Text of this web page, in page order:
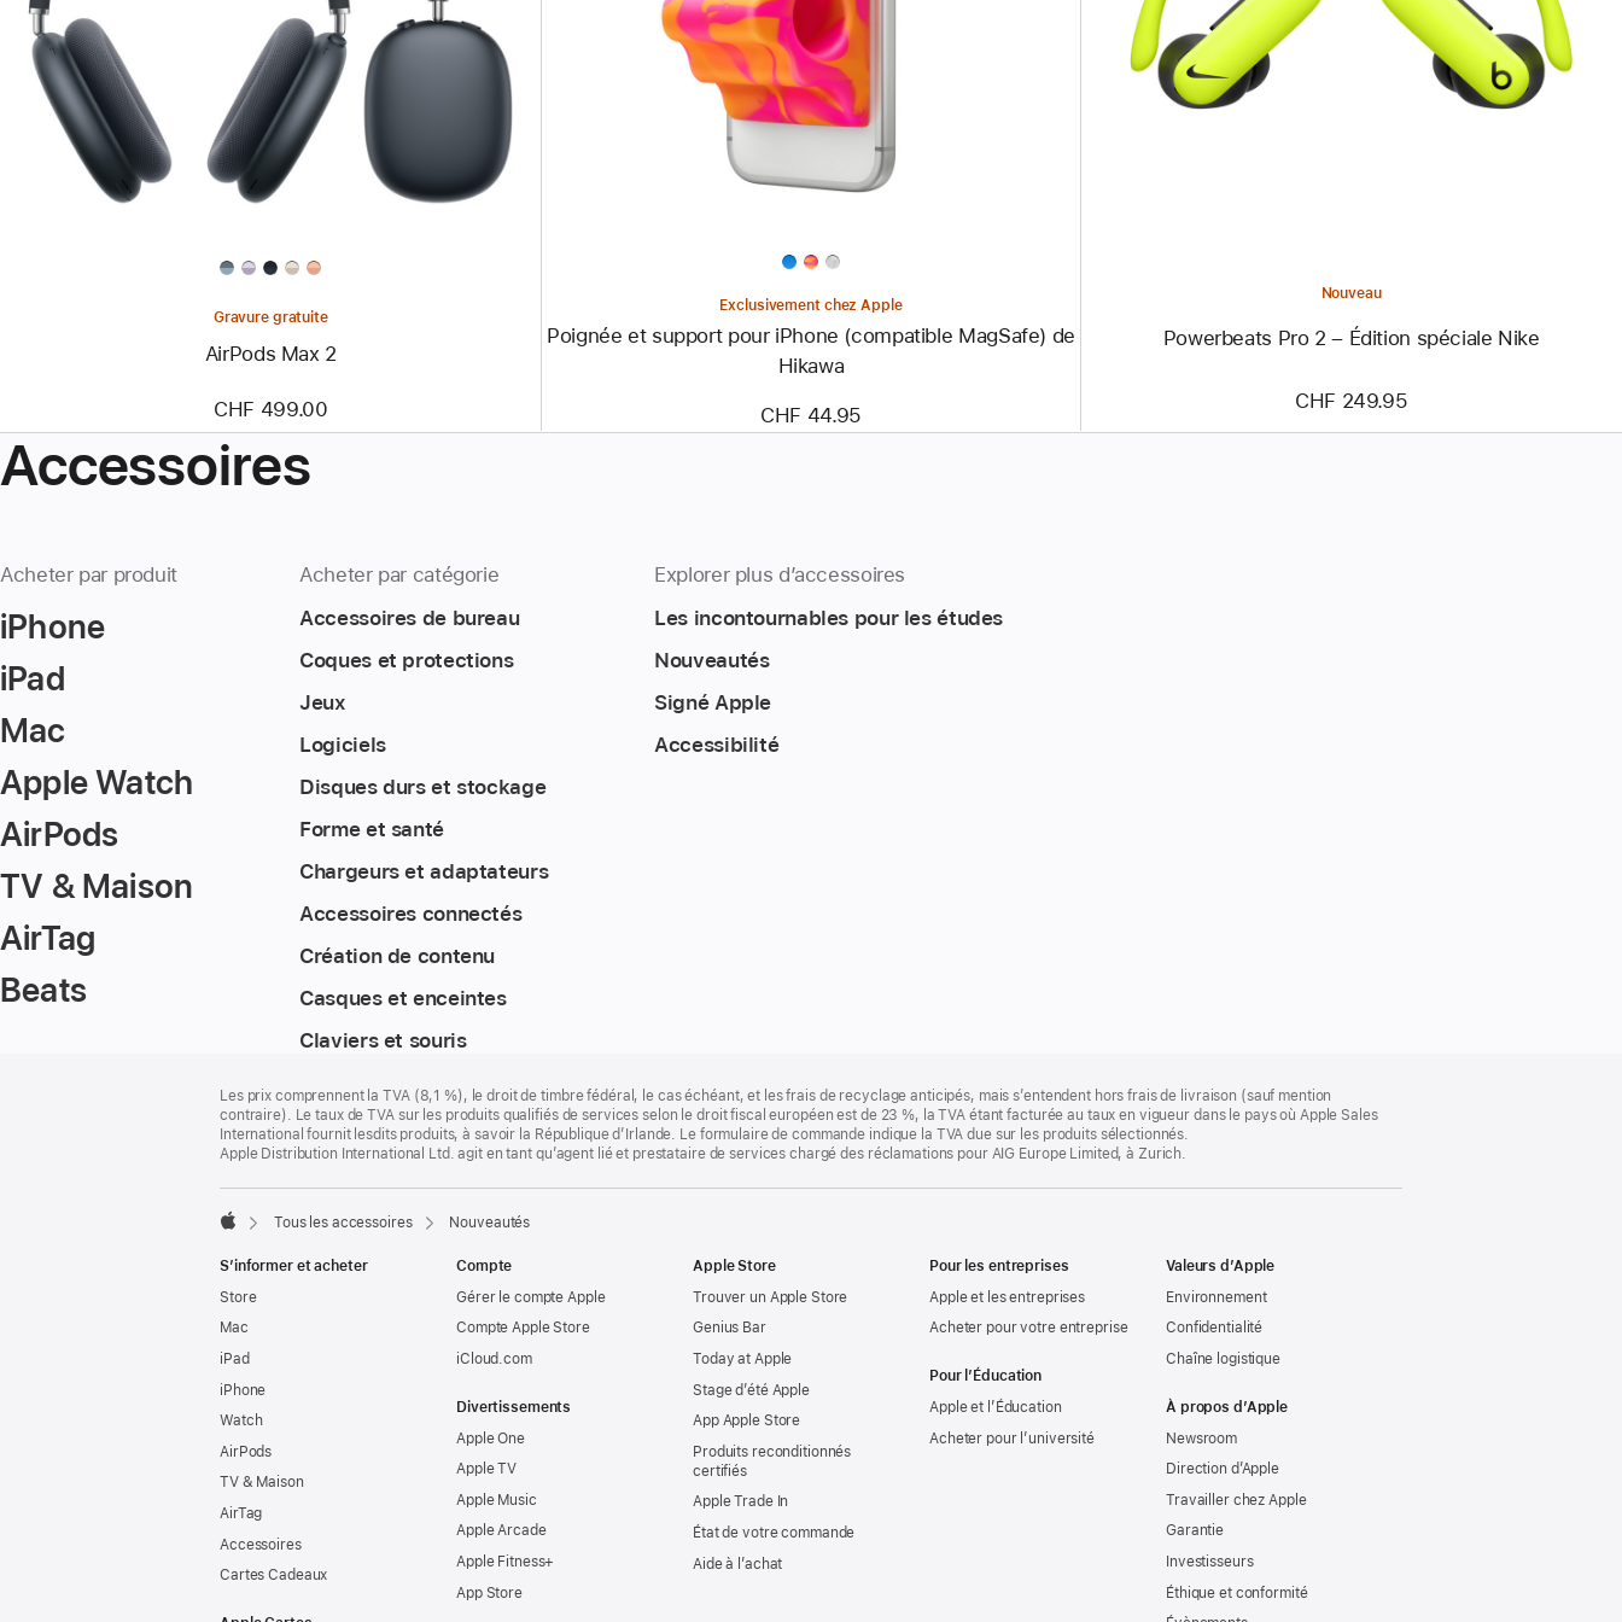
Gravure gratuite
AirPods Max 2
CHF 499.00
-
Poignée
et
support
pour
iPhone
(compatible
de
Hikawa
Exclusivement chez Apple
Poignée et support pour iPhone (compatible MagSafe) de
Hikawa
CHF 44.95
Powerbeats
Nouveau
Powerbeats Pro 2 – Édition spéciale Nike
CHF 249.95
Accessoires
Acheter par produit
iPhone
iPad
Mac
Apple Watch
AirPods
TV & Maison
AirTag
Beats
Acheter par catégorie
Accessoires de bureau
Coques et protections
Jeux
Logiciels
Disques durs et stockage
Forme et santé
Chargeurs et adaptateurs
Accessoires connectés
Création de contenu
Casques et enceintes
Claviers et souris
Explorer plus d’accessoires
Les incontournables pour les études
Nouveautés
Signé Apple
Accessibilité
de
page
de
bas
de
Les prix comprennent la TVA (8,1 %), le droit de timbre fédéral, le cas échéant, et les frais de recyclage anticipés, mais s’entendent hors frais de livraison (sauf mention
contraire). Le taux de TVA sur les produits qualifiés de services selon le droit fiscal européen est de 23 %, la TVA étant facturée au taux en vigueur dans le pays où Apple Sales
International fournit lesdits produits, à savoir la République d’Irlande. Le formulaire de commande indique la TVA due sur les produits sélectionnés.
Apple Distribution International Ltd. agit en tant qu’agent lié et prestataire de services chargé des réclamations pour AIG Europe Limited, à Zurich.
Tous les accessoires Nouveautés
S’informer et acheter
Store
Mac
iPad
iPhone
Watch
AirPods
TV & Maison
AirTag
Accessoires
Cartes Cadeaux
Compte
Gérer le compte Apple
Compte Apple Store
iCloud.com
Divertissements
Apple One
Apple TV
Apple Music
Apple Arcade
Apple Fitness+
App Store
Apple Store
Trouver un Apple Store
Genius Bar
Today at Apple
Stage d’été Apple
App Apple Store
Produits reconditionnés
certifiés
Apple Trade In
État de votre commande
Aide à l’achat
Pour les entreprises
Apple et les entreprises
Acheter pour votre entreprise
Pour l’Éducation
Apple et l’Éducation
Acheter pour l’université
Valeurs d’Apple
Environnement
Confidentialité
Chaîne logistique
À propos d’Apple
Newsroom
Direction d’Apple
Travailler chez Apple
Garantie
Investisseurs
Éthique et conformité